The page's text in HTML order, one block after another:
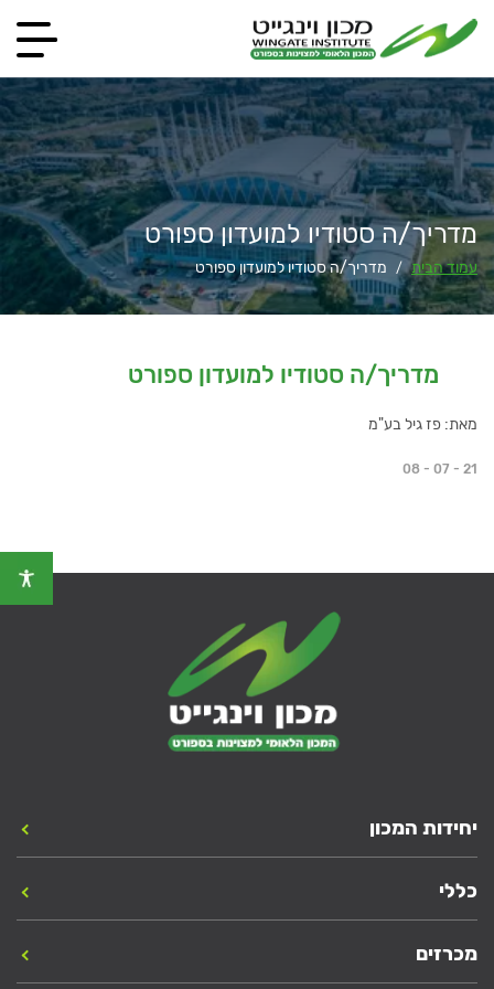
מדריך/ה סטודיו למועדון ספורט
עמוד הבית / מדריך/ה סטודיו למועדון ספורט
מדריך/ה סטודיו למועדון ספורט
מאת: פז גיל בע"מ
08 - 07 - 21
יחידות המכון
כללי
מכרזים